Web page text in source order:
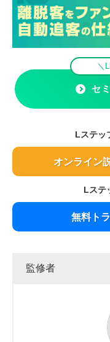
＼
セ
Lステッ
オンライン
Lステ
無料ト
監修者